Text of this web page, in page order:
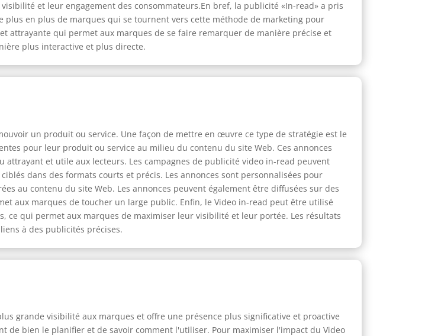
et leur engagement des consommateurs.En bref, la publicité «In-read» a pris
plus en plus de marques qui se tournent vers cette méthode de marketing pour
attrayante qui permet aux marques de se faire remarquer de manière précise et
plus interactive et plus directe.
un produit ou service. Une façon de mettre en œuvre ce type de stratégie est le
pour leur produit ou service au milieu du contenu du site Web. Ces annonces
et utile aux lecteurs. Les campagnes de publicité video in-read peuvent
dans des formats courts et précis. Les annonces sont personnalisées pour
au contenu du site Web. Les annonces peuvent également être diffusées sur des
aux marques de toucher un large public. Enfin, le Video in-read peut être utilisé
ce qui permet aux marques de maximiser leur visibilité et leur portée. Les résultats
à des publicités précises.
grande visibilité aux marques et offre une présence plus significative et proactive
de bien le planifier et de savoir comment l'utiliser. Pour maximiser l'impact du Video